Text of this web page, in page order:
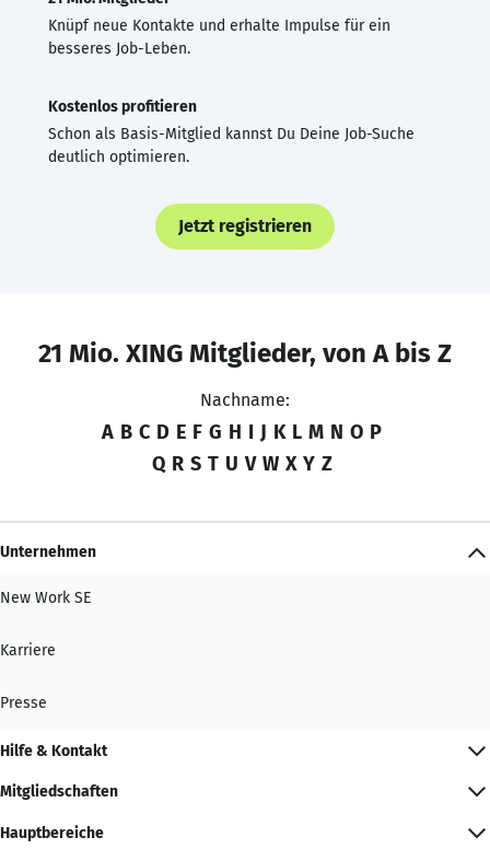
Knüpf neue Kontakte und erhalte Impulse für ein
besseres Job-Leben.
Kostenlos profitieren
Schon als Basis-Mitglied kannst Du Deine Job-Suche
deutlich optimieren.
Jetzt registrieren
21 Mio. XING Mitglieder, von A bis Z
Nachname:
A B C D E F G H I J K L M N O P
Q R S T U V W X Y Z
Unternehmen
New Work SE
Karriere
Presse
Hilfe & Kontakt
Mitgliedschaften
Hauptbereiche